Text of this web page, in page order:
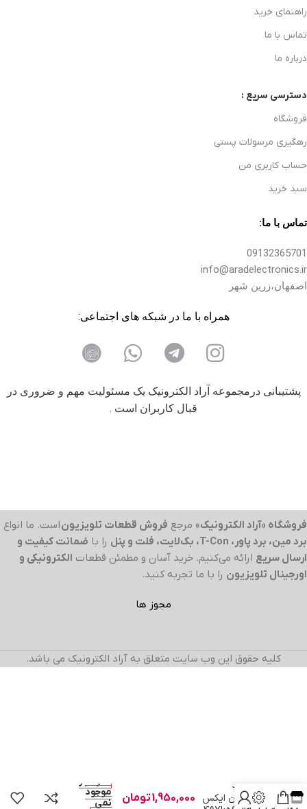
راهنمای خرید
تماس با ما
درباره ما
دسترسی سریع :
فروشگاه
رهگیری مرسولات پستی
حساب کاربری من
سبد خرید
تماس با ما:
09132365701
info@aradelectronics.ir
اصفهان،زرین شهر
همراه با ما در شبکه های اجتماعی:
پشتیبانی درمجموعه آراد الکترونیک یک مسئولیت مهم و ضروری در
قبال کاربران است .
فروشگاه «آراد الکترونیک» مرجع فروش قطعات تلویزیوناست. ما انواع
برد مین، برد پاور، T-Con، بک‌لایت، فلت و پنل
را با ضمانت کیفیت و
ارسال سریع ارائه می‌کنیم. خرید آسان و مطمئن قطعات الکترونیکی و
اورجینال تلویزیون را با ما تجربه کنید.
مجوز ها
کلیه حقوق این وب سایت متعلق به آراد الکترونیک می باشد.
مین برد
تلویزیون ایکس 1,950,000تومان
در انبار
موجود
نمی